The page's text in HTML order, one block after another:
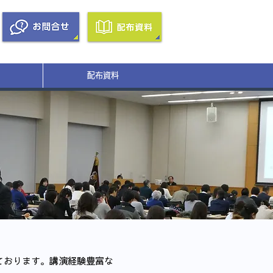
配布資料
ります。講演経験豊富な